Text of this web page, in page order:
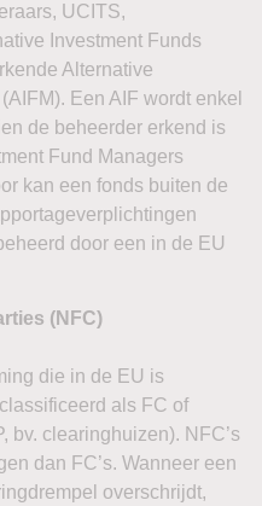
UCITS,
Investment Funds
Alternative
Een AIF wordt enkel
de beheerder erkend is
Fund Managers
kan een fonds buiten de
door een in de EU
(NFC)
die in de EU is
als FC of
bv. clearinghuizen). NFC’s
dan FC’s. Wanneer een
overschrijdt,